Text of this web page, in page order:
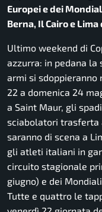
Europei e dei
Berna, Il Cairo e
Ultimo weekend di
azzurra: in pedana la
armi si sdoppieranno
22 a domenica 24
a Saint Maur, gli
sciabolatori trasferta
saranno di scena a
gli atleti italiani in
circuito stagionale
giugno) e dei
Tutte e quattro le